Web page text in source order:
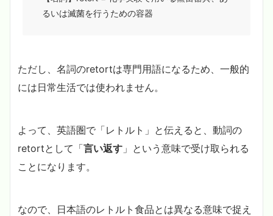
るいは滅菌を行うための容器
ただし、名詞のretortは専門用語になるため、一般的
には日常生活では使われません。
よって、英語圏で「レトルト」と伝えると、動詞の
retortとして「言い返す 」という意味で受け取られる
ことになります。
なので、日本語のレトルト食品とは異なる意味で捉え